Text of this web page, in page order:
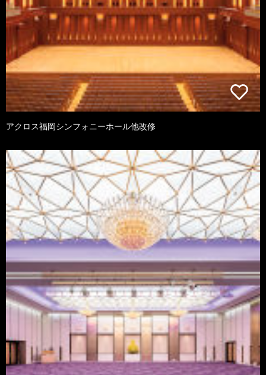
アクロス福岡シンフォニーホール他改修